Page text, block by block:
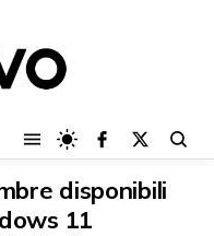
disponibili
11